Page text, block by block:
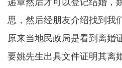
思，然后经朋友介绍找到我
原来当地民政局是看到离婚
要姚先生出具文件证明其离